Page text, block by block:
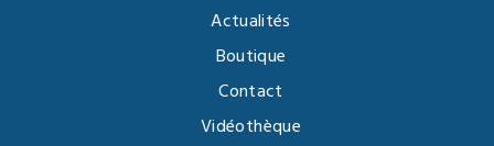
Actualités
Boutique
Contact
Vidéothèque